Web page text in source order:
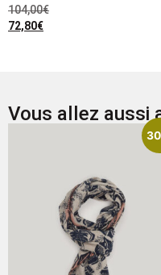
104,00€
72,80€
Vous allez aussi